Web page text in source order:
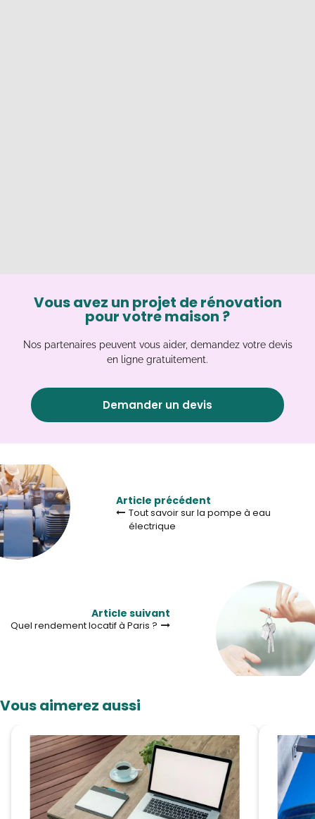
Vous avez un projet de rénovation
pour votre maison ?
Nos partenaires peuvent vous aider, demandez votre devis
en ligne gratuitement.
Demander un devis
Article précédent
Tout savoir sur la pompe à eau
électrique
Article suivant
Quel rendement locatif à Paris ?
Vous aimerez aussi